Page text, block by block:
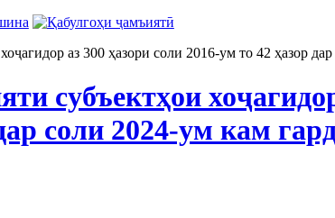
аз 300 ҳазори соли 2016-ум то 42 ҳазор
хоҷагидор
соли 2024-ум кам